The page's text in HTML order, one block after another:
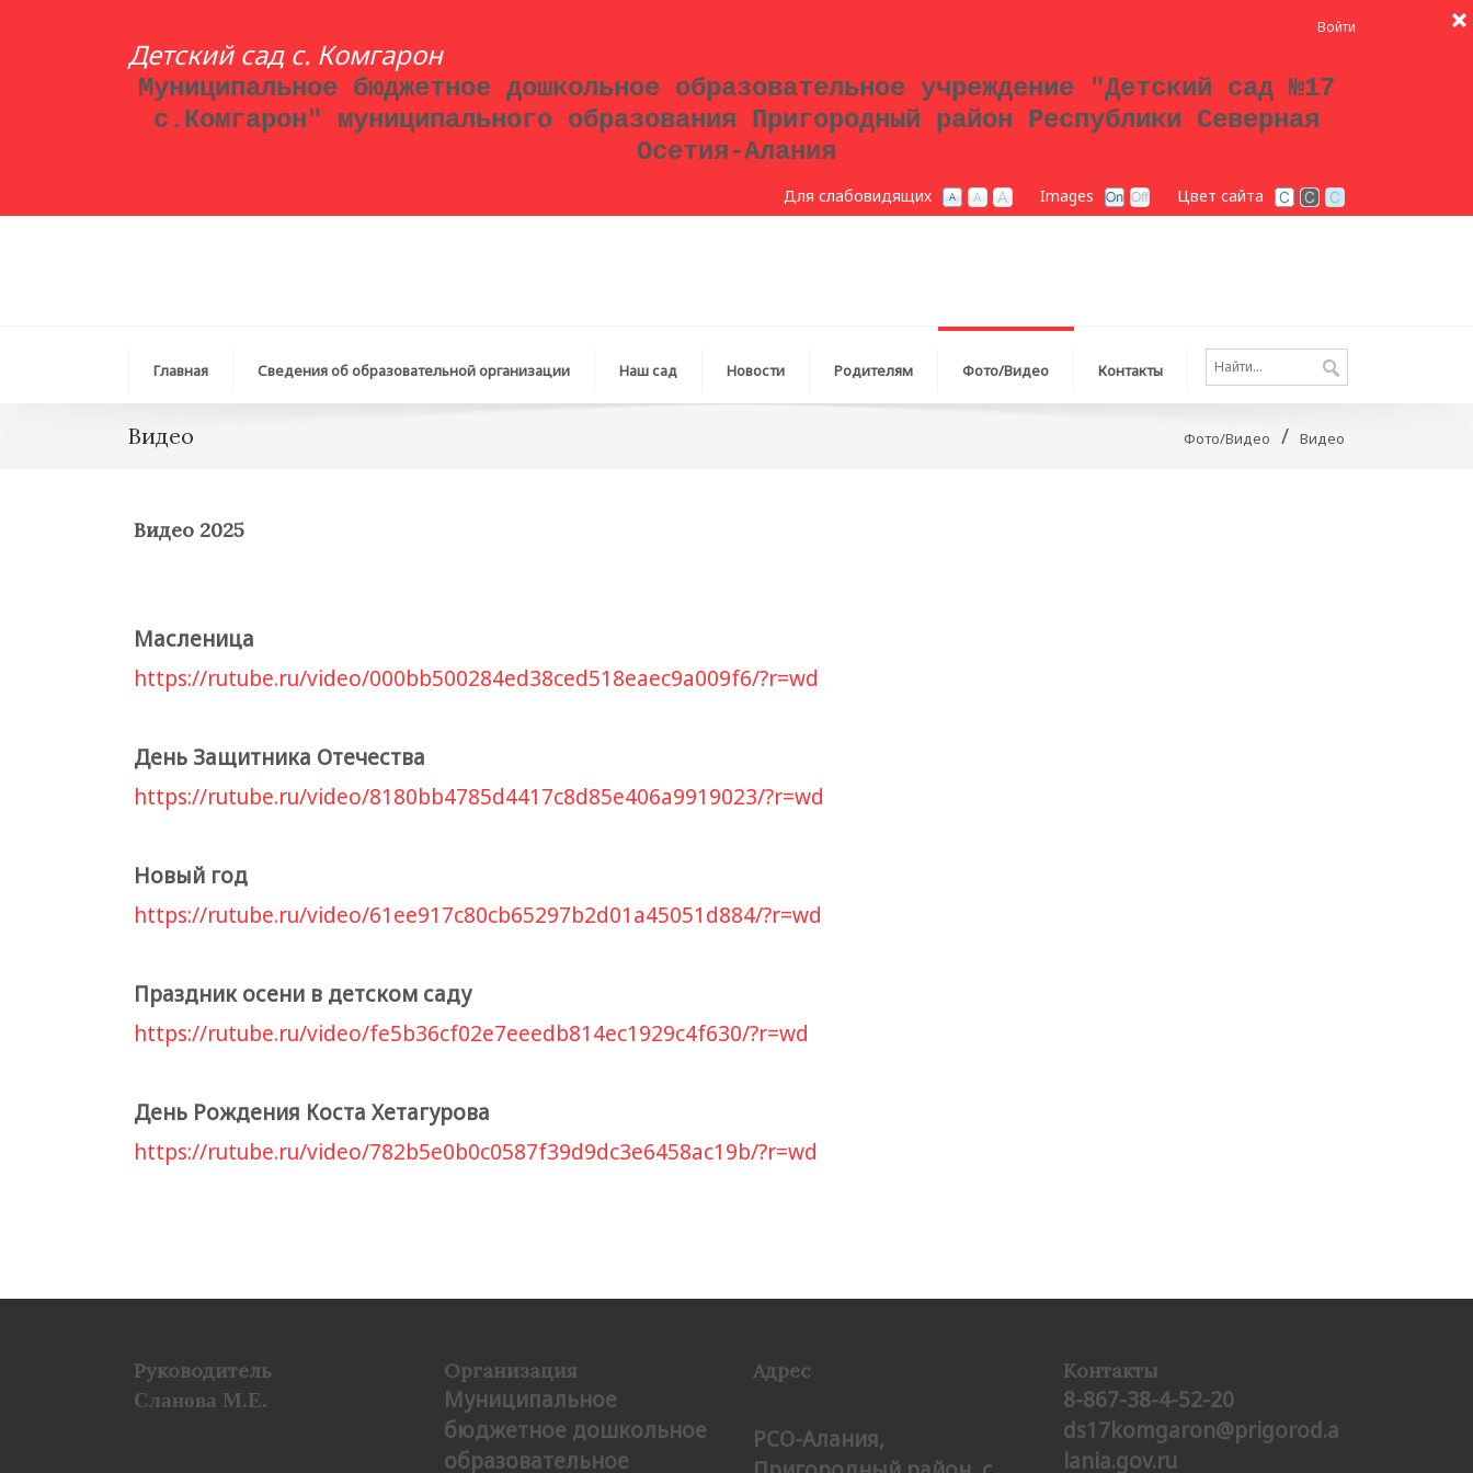
Войти
Детский сад с. Комгарон
Муниципальное бюджетное дошкольное образовательное учреждение "Детский сад №17
с.Комгарон" муниципального образования Пригородный район Республики Северная
Осетия-Алания
Цвет сайта
Images
Для слабовидящих
Главная Сведения об образовательной организации Наш сад Новости Родителям Фото/Видео Контакты
Видео Фото/Видео / Видео
Видео 2025
Масленица
https://rutube.ru/video/000bb500284ed38ced518eaec9a009f6/?r=wd
День Защитника Отечества
https://rutube.ru/video/8180bb4785d4417c8d85e406a9919023/?r=wd
Новый год
https://rutube.ru/video/61ee917c80cb65297b2d01a45051d884/?r=wd
Праздник осени в детском саду
https://rutube.ru/video/fe5b36cf02e7eeedb814ec1929c4f630/?r=wd
День Рождения Коста Хетагурова
https://rutube.ru/video/782b5e0b0c0587f39d9dc3e6458ac19b/?r=wd
Руководитель
Сланова М.Е.
Организация
Муниципальное
бюджетное дошкольное
образовательное
Адрес
РСО-Алания,
Контакты
8-867-38-4-52-20
ds17komgaron@prigorod.a
lania.gov.ru